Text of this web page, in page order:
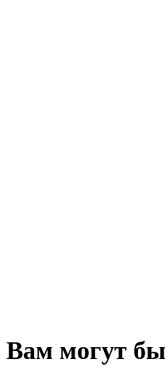
Вам могут